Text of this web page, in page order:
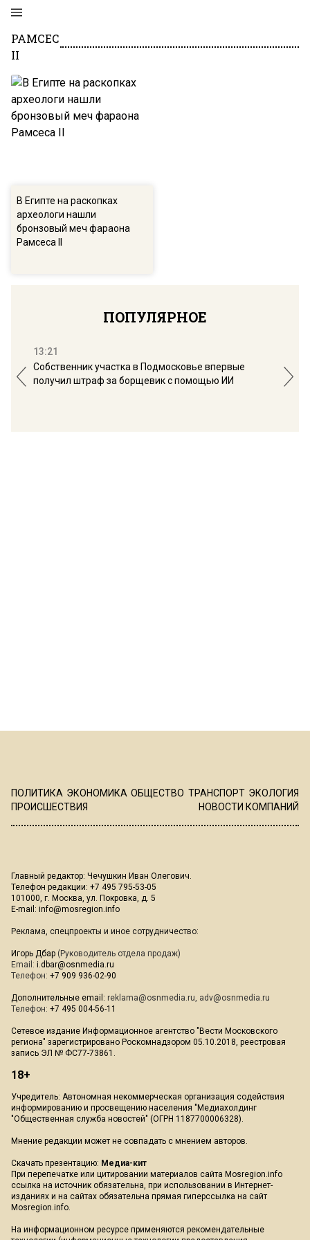
РАМСЕС
II
В Египте на раскопках
археологи нашли
бронзовый меч фараона
Рамсеса II
ПОПУЛЯРНОЕ
13:21
Собственник участка в Подмосковье впервые
получил штраф за борщевик с помощью ИИ
ПОЛИТИКА ЭКОНОМИКА ОБЩЕСТВО ТРАНСПОРТ ЭКОЛОГИЯ
ПРОИСШЕСТВИЯ
НОВОСТИ КОМПАНИЙ
Главный редактор: Чечушкин Иван Олегович.
Телефон редакции: +7 495 795-53-05
101000, г. Москва, ул. Покровка, д. 5
E-mail: info@mosregion.info
Реклама, спецпроекты и иное сотрудничество:
Игорь Дбар (Руководитель отдела продаж)
Email: i.dbar@osnmedia.ru
Телефон: +7 909 936-02-90
Дополнительные email: reklama@osnmedia.ru, adv@osnmedia.ru
Телефон: +7 495 004-56-11
Сетевое издание Информационное агентство "Вести Московского
региона" зарегистрировано Роскомнадзором 05.10.2018, реестровая
запись ЭЛ № ФС77-73861.
18+
Учредитель: Автономная некоммерческая организация содействия
информированию и просвещению населения "Медиахолдинг
"Общественная служба новостей" (ОГРН 1187700006328).
Мнение редакции может не совпадать с мнением авторов.
Скачать презентацию: Медиа-кит
При перепечатке или цитировании материалов сайта Mosregion.info
ссылка на источник обязательна, при использовании в Интернет-
изданиях и на сайтах обязательна прямая гиперссылка на сайт
Mosregion.info.
На информационном ресурсе применяются рекомендательные